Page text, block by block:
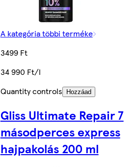
A kategória többi terméke
3499 Ft
34 990 Ft/l
Quantity controls
Hozzáad
Gliss Ultimate Repair 7
másodperces express
hajpakolás 200 ml